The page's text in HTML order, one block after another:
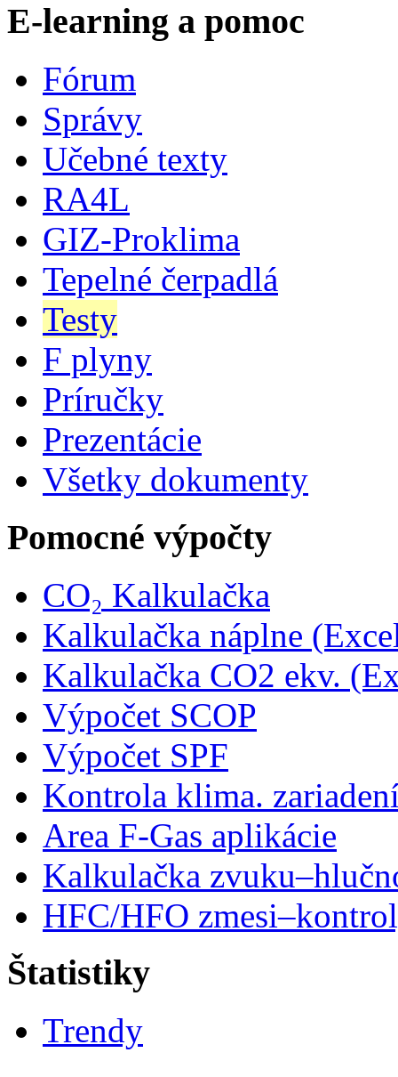
E-learning a pomoc
Fórum
Správy
Učebné texty
RA4L
GIZ-Proklima
Tepelné čerpadlá
Testy
F plyny
Príručky
Prezentácie
Všetky dokumenty
Pomocné výpočty
CO₂ Kalkulačka
Kalkulačka náplne
Kalkulačka CO2 ekv.
Výpočet SCOP
Výpočet SPF
Kontrola klima.
Area F-Gas aplikácie
Kalkulačka
HFC/HFO
Štatistiky
Trendy